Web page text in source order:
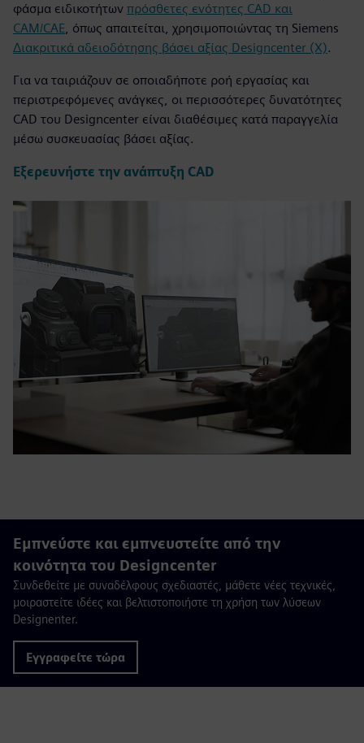
φάσμα ειδικοτήτων πρόσθετες ενότητες CAD και
CAM/CAE, όπως απαιτείται, χρησιμοποιώντας τη Siemens
Διακριτικά αδειοδότησης βάσει αξίας Designcenter (X).
Για να ταιριάζουν σε οποιαδήποτε ροή εργασίας και
περιστρεφόμενες ανάγκες, οι περισσότερες δυνατότητες
CAD του Designcenter είναι διαθέσιμες κατά παραγγελία
μέσω συσκευασίας βάσει αξίας.
Εξερευνήστε την ανάπτυξη CAD
Εμπνεύστε και εμπνευστείτε από την
κοινότητα του Designcenter
Συνδεθείτε με συναδέλφους σχεδιαστές, μάθετε νέες τεχνικές,
μοιραστείτε ιδέες και βελτιστοποιήστε τη χρήση των λύσεων
Designenter.
Εγγραφείτε τώρα